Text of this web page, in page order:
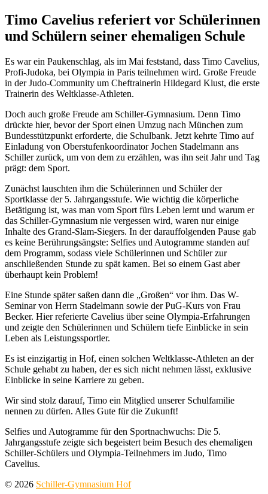
Timo Cavelius referiert vor Schülerinnen
und Schülern seiner ehemaligen Schule
Es war ein Paukenschlag, als im Mai feststand, dass Timo Cavelius,
Profi-Judoka, bei Olympia in Paris teilnehmen wird. Große Freude
in der Judo-Community um Cheftrainerin Hildegard Klust, die erste
Trainerin des Weltklasse-Athleten.
Doch auch große Freude am Schiller-Gymnasium. Denn Timo
drückte hier, bevor der Sport einen Umzug nach München zum
Bundesstützpunkt erforderte, die Schulbank. Jetzt kehrte Timo auf
Einladung von Oberstufenkoordinator Jochen Stadelmann ans
Schiller zurück, um von dem zu erzählen, was ihn seit Jahr und Tag
prägt: dem Sport.
Zunächst lauschten ihm die Schülerinnen und Schüler der
Sportklasse der 5. Jahrgangsstufe. Wie wichtig die körperliche
Betätigung ist, was man vom Sport fürs Leben lernt und warum er
das Schiller-Gymnasium nie vergessen wird, waren nur einige
Inhalte des Grand-Slam-Siegers. In der darauffolgenden Pause gab
es keine Berührungsängste: Selfies und Autogramme standen auf
dem Programm, sodass viele Schülerinnen und Schüler zur
anschließenden Stunde zu spät kamen. Bei so einem Gast aber
überhaupt kein Problem!
Eine Stunde später saßen dann die „Großen“ vor ihm. Das W-
Seminar von Herrn Stadelmann sowie der PuG-Kurs von Frau
Becker. Hier referierte Cavelius über seine Olympia-Erfahrungen
und zeigte den Schülerinnen und Schülern tiefe Einblicke in sein
Leben als Leistungssportler.
Es ist einzigartig in Hof, einen solchen Weltklasse-Athleten an der
Schule gehabt zu haben, der es sich nicht nehmen lässt, exklusive
Einblicke in seine Karriere zu geben.
Wir sind stolz darauf, Timo ein Mitglied unserer Schulfamilie
nennen zu dürfen. Alles Gute für die Zukunft!
Selfies und Autogramme für den Sportnachwuchs: Die 5.
Jahrgangsstufe zeigte sich begeistert beim Besuch des ehemaligen
Schiller-Schülers und Olympia-Teilnehmers im Judo, Timo
Cavelius.
© 2026 Schiller-Gymnasium Hof